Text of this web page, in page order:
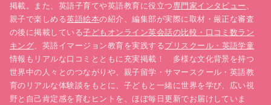
掲載。また、英語子育てや英語教育に役立つ専門家インタビュー
親子で楽しめる英語絵本の紹介、編集部が実際に取材・厳正な審査
の後に掲載している子どもオンライン英会話の比較・口コミ数ラン
キング 、英語イマージョン教育を実践するプリスクール・英語学童
情報もリアルな口コミとともに充実掲載！ 多様な文化背景を持つ
世界中の人々とのつながりや、親子留学・サマースクール・英語教
育のリアルな体験談をもとに、子どもと一緒に世界を学び、広い視
野と自己肯定感を育むヒントを、ほぼ毎日更新でお届けしていま